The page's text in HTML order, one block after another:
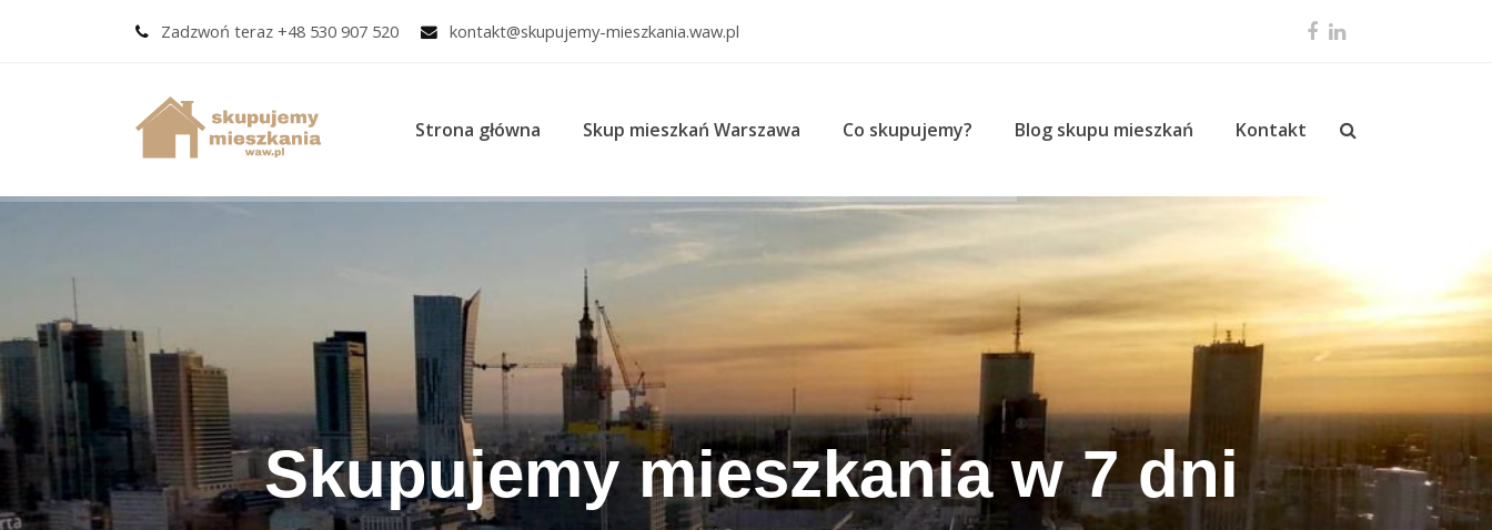
Zadzwoń teraz +48 530 907 520 kontakt@skupujemy-mieszkania.waw.pl Facebook
Strona główna Skup mieszkań Warszawa Co skupujemy? Blog skupu mieszkań Kontakt
Skupujemy mieszkania w 7 dni